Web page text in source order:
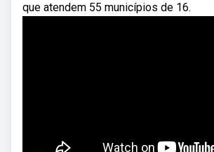
que atendem 55 municípios de 16.